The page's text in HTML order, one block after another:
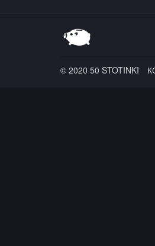
© 2020 50 STOTINKI